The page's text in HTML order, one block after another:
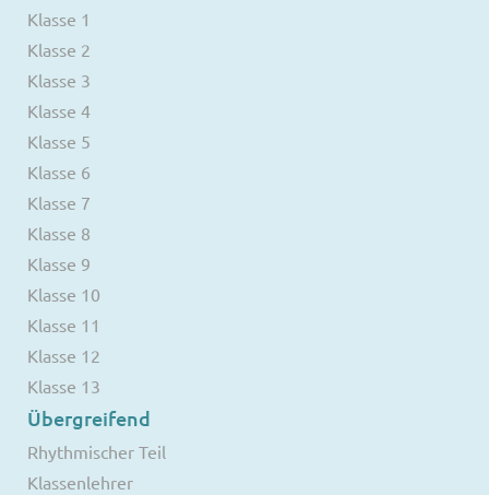
Klasse 1
Klasse 2
Klasse 3
Klasse 4
Klasse 5
Klasse 6
Klasse 7
Klasse 8
Klasse 9
Klasse 10
Klasse 11
Klasse 12
Klasse 13
Übergreifend
Rhythmischer Teil
Klassenlehrer